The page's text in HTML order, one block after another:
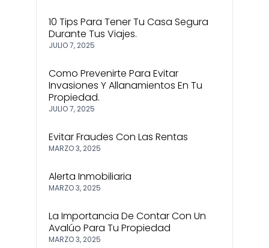
10 Tips Para Tener Tu Casa Segura
Durante Tus Viajes.
JULIO 7, 2025
Como Prevenirte Para Evitar
Invasiones Y Allanamientos En Tu
Propiedad.
JULIO 7, 2025
Evitar Fraudes Con Las Rentas
MARZO 3, 2025
Alerta Inmobiliaria
MARZO 3, 2025
La Importancia De Contar Con Un
Avalúo Para Tu Propiedad
MARZO 3, 2025
No tiene una cuenta?
Nombre de usuario